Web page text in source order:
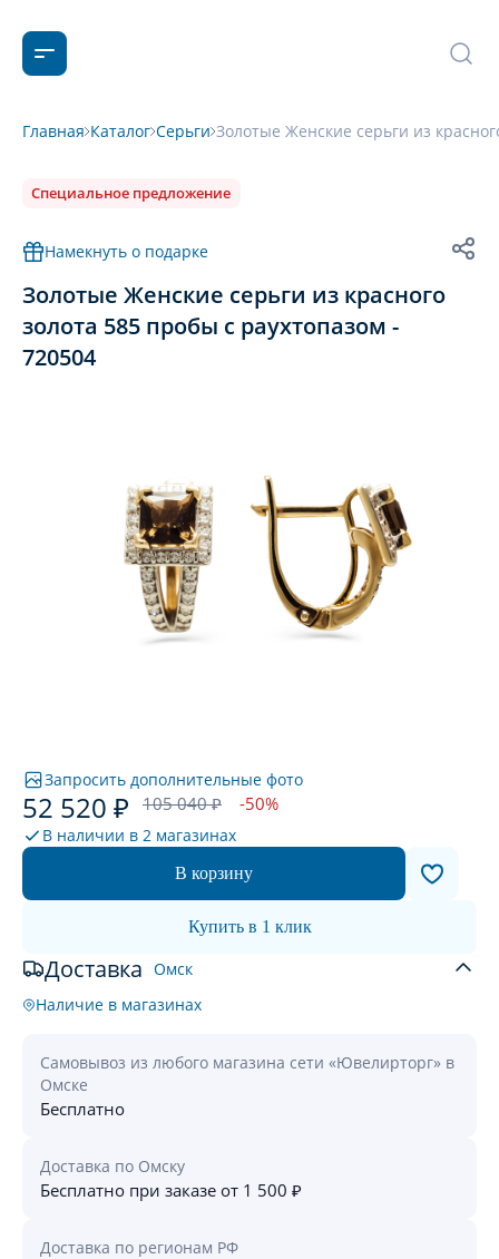
Главная Каталог Серьги Золотые Женские серьги из
Специальное предложение
Намекнуть о подарке
Золотые Женские серьги из красного
золота 585 пробы с раухтопазом -
720504
Запросить дополнительные фото
52 520 ₽ 105 040 ₽ -50%
В наличии в 2 магазинах
В корзину
Купить в 1 клик
Доставка Омск
Наличие в магазинах
Самовывоз из любого магазина сети «Ювелирторг» в
Омске
Бесплатно
Доставка по Омску
Бесплатно при заказе от 1 500 ₽
Доставка по регионам РФ